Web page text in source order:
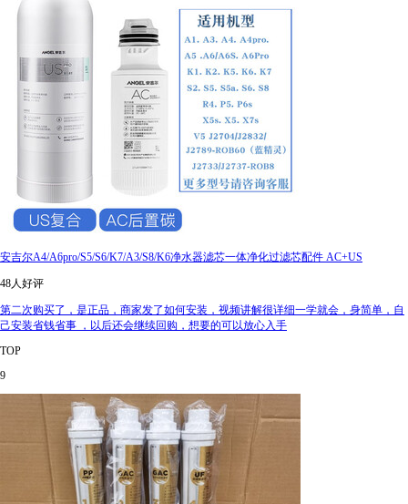
安吉尔A4/A6pro/S5/S6/K7/A3/S8/K6净水器滤芯一体净化过滤芯配件 AC+US
48人好评
第二次购买了，是正品，商家发了如何安装，视频讲解很详细一学就会，身简单，自
己安装省钱省事 ，以后还会继续回购，想要的可以放心入手
TOP
9